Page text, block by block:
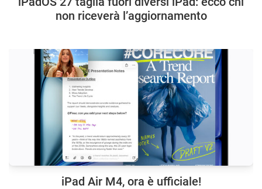
non riceverà l’aggiornamento
iPad Air M4, ora è ufficiale!